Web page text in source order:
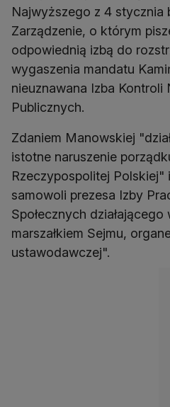
Najwyższego z 4 stycznia
Zarządzenie, o którym
odpowiednią izbą do
wygaszenia mandatu
nieuznawana Izba
Publicznych.
Zdaniem Manowskiej
istotne naruszenie
Rzeczypospolitej Polskiej"
samowoli prezesa Izby
Społecznych
marszałkiem Sejmu,
ustawodawczej".